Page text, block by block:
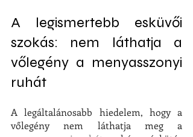
A legismertebb esküvői
szokás: nem láthatja a
vőlegény a menyasszonyi
ruhát
A legáltalánosabb hiedelem, hogy a